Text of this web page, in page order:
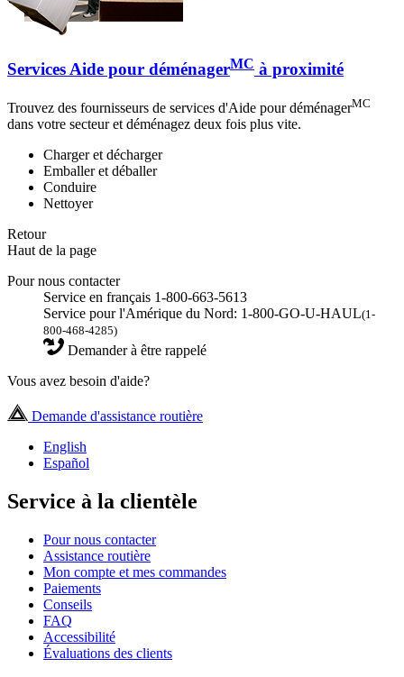
Services Aide pour déménagerMC à proximité
Trouvez des fournisseurs de services d'Aide pour déménagerMC
dans votre secteur et déménagez deux fois plus vite.
Charger et décharger
Emballer et déballer
Conduire
Nettoyer
Retour
Haut de la page
Pour nous contacter
Service en français 1-800-663-5613
Service pour l'Amérique du Nord: 1-800-GO-U-HAUL(1-
800-468-4285)
Demander à être rappelé
Vous avez besoin d'aide?
Demande d'assistance routière
English
Español
Service à la clientèle
Pour nous contacter
Assistance routière
Mon compte et mes commandes
Paiements
Conseils
FAQ
Accessibilité
Évaluations des clients